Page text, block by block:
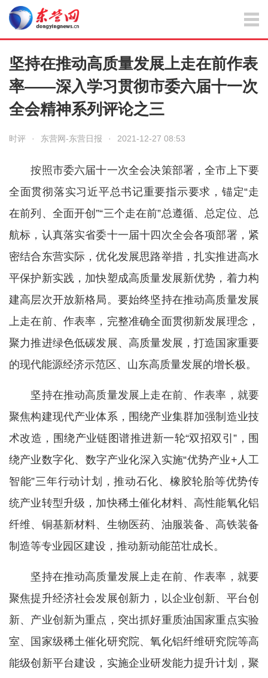
坚持在推动高质量发展上走在前作表
率——深入学习贯彻市委六届十一次
全会精神系列评论之三
时评 · 东营网-东营日报 · 2021-12-27 08:53
按照市委六届十一次全会决策部署，全市上下要
全面贯彻落实习近平总书记重要指示要求，锚定“走
在前列、全面开创”“三个走在前”总遵循、总定位、总
航标，认真落实省委十一届十四次全会各项部署，紧
密结合东营实际，优化发展思路举措，扎实推进高水
平保护新实践，加快塑成高质量发展新优势，着力构
建高层次开放新格局。要始终坚持在推动高质量发展
上走在前、作表率，完整准确全面贯彻新发展理念，
聚力推进绿色低碳发展、高质量发展，打造国家重要
的现代能源经济示范区、山东高质量发展的增长极。
坚持在推动高质量发展上走在前、作表率，就要
聚焦构建现代产业体系，围绕产业集群加强制造业技
术改造，围绕产业链图谱推进新一轮“双招双引”，围
绕产业数字化、数字产业化深入实施“优势产业+人工
智能”三年行动计划，推动石化、橡胶轮胎等优势传
统产业转型升级，加快稀土催化材料、高性能氧化铝
纤维、铜基新材料、生物医药、油服装备、高铁装备
制造等专业园区建设，推动新动能茁壮成长。
坚持在推动高质量发展上走在前、作表率，就要
聚焦提升经济社会发展创新力，以企业创新、平台创
新、产业创新为重点，突出抓好重质油国家重点实验
室、国家级稀土催化研究院、氧化铝纤维研究院等高
能级创新平台建设，实施企业研发能力提升计划，聚